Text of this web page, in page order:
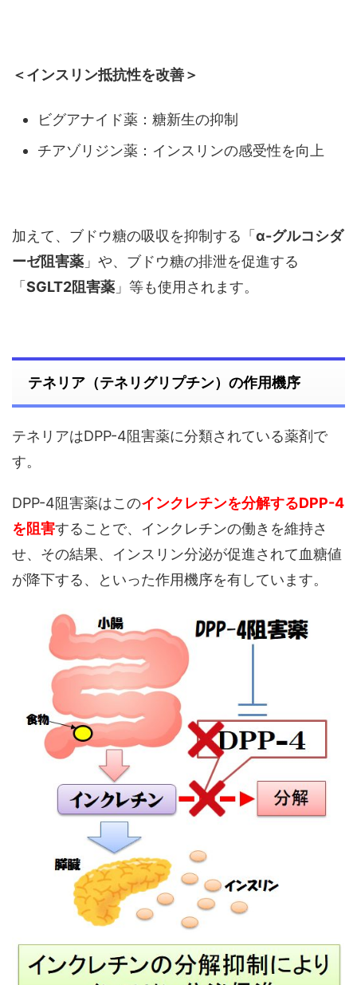
＜インスリン抵抗性を改善＞
ビグアナイド薬：糖新生の抑制
チアゾリジン薬：インスリンの感受性を向上
加えて、ブドウ糖の吸収を抑制する「 α-グルコシダ
ーゼ阻害薬 」や、ブドウ糖の排泄を促進する
「 SGLT2阻害薬 」等も使用されます。
テネリア（テネリグリプチン）の作用機序
テネリアはDPP-4阻害薬に分類されている薬剤で
す。
DPP-4阻害薬はこのインクレチンを分解するDPP-4
を阻害することで、インクレチンの働きを維持さ
せ、その結果、インスリン分泌が促進されて血糖値
が降下する、といった作用機序を有しています。